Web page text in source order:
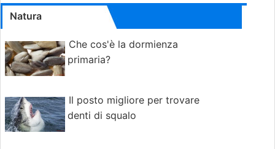
Natura
Che cos'è la dormienza
primaria?
Il posto migliore per trovare
denti di squalo